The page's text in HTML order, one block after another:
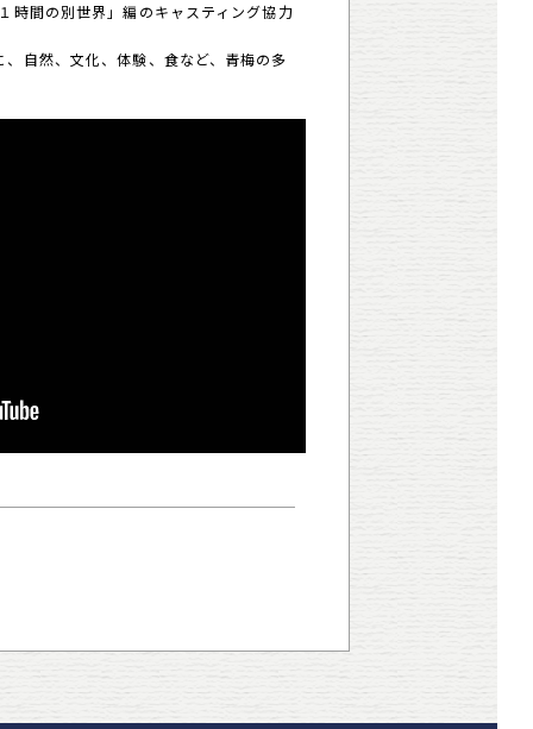
時間の別世界」編のキャスティング協力
、自然、文化、体験、食など、青梅の多